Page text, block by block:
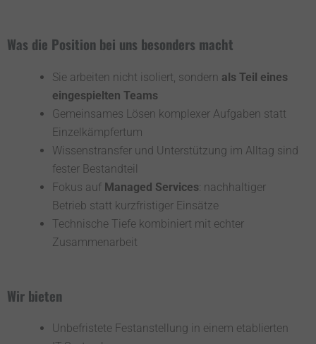
Was die Position bei uns besonders macht
Sie arbeiten nicht isoliert, sondern als Teil eines
eingespielten Teams
Gemeinsames Lösen komplexer Aufgaben statt
Einzelkämpfertum
Wissenstransfer und Unterstützung im Alltag sind
fester Bestandteil
Fokus auf Managed Services: nachhaltiger
Betrieb statt kurzfristiger Einsätze
Technische Tiefe kombiniert mit echter
Zusammenarbeit
Wir bieten
Unbefristete Festanstellung in einem etablierten